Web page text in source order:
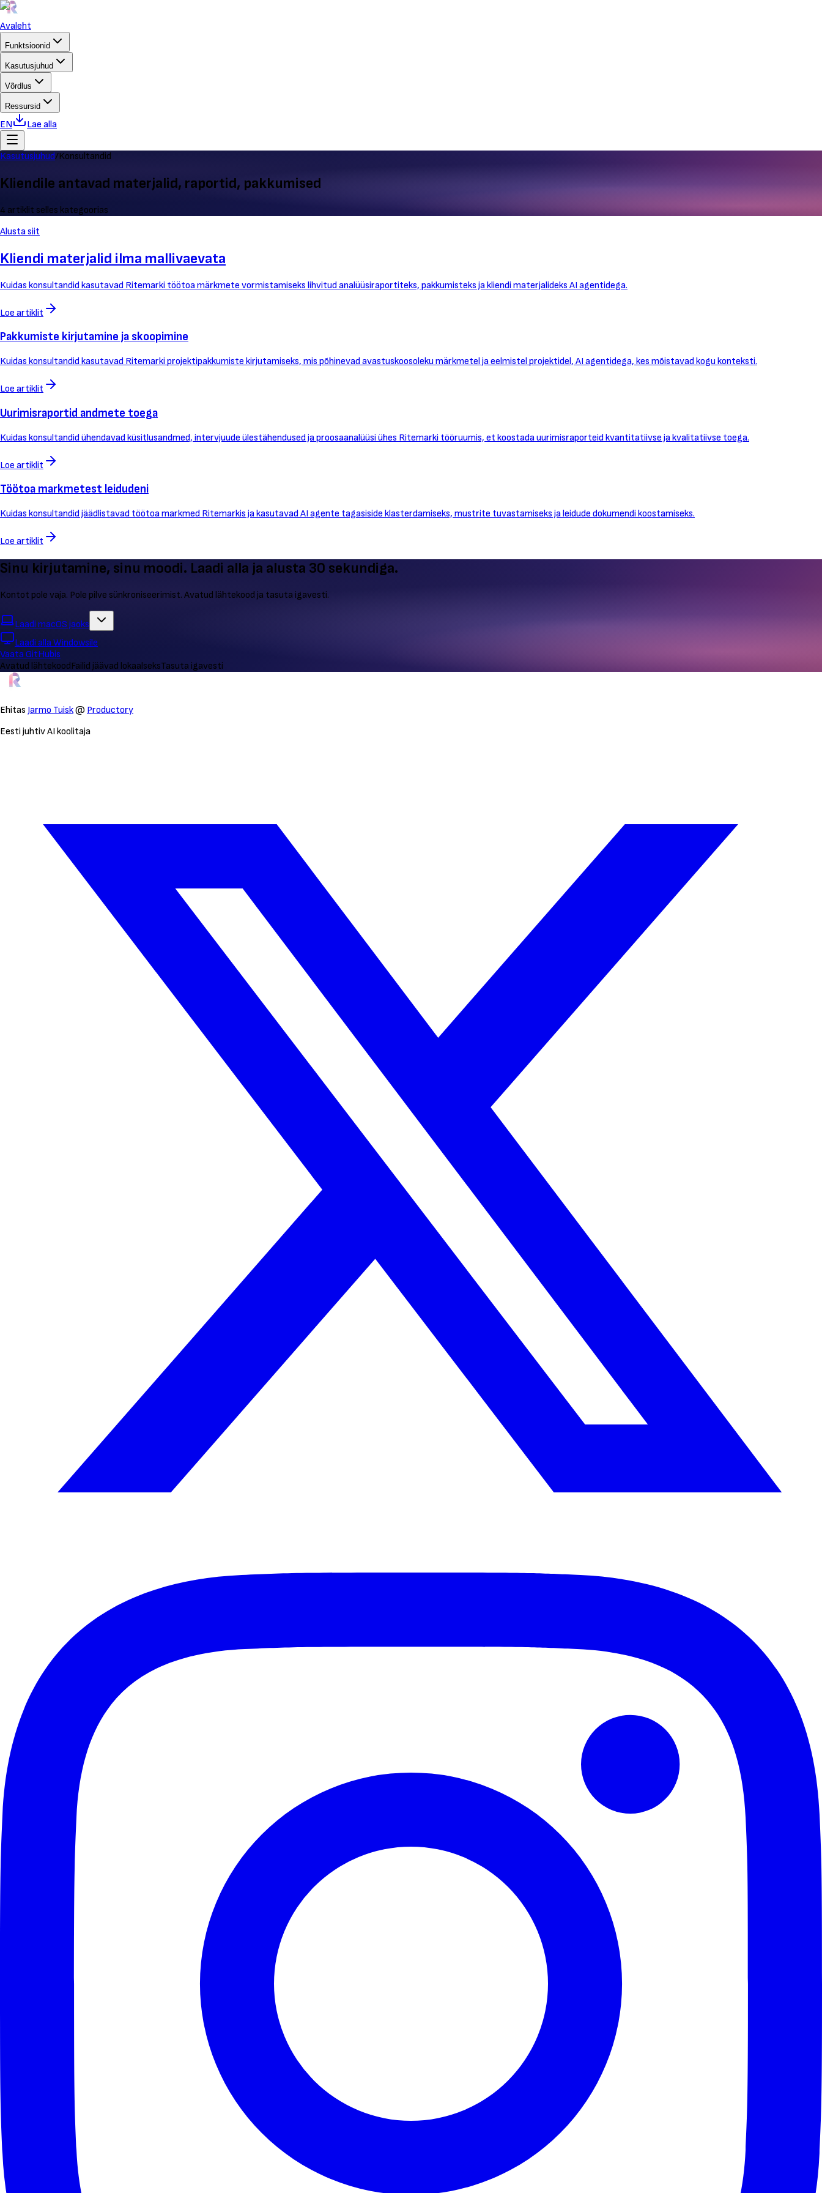
Avaleht
Funktsioonid
Kasutusjuhud
Võrdlus
Ressursid
EN Lae alla
Kasutusjuhud/Konsultandid
Kliendile antavad materjalid, raportid, pakkumised
4 artiklit selles kategoorias
Alusta siit
Kliendi materjalid ilma mallivaevata
Kuidas konsultandid kasutavad Ritemarki töötoa märkmete vormistamiseks lihvitud analüüsiraportiteks, pakkumisteks ja kliendi materjalideks AI agentidega.
Loe artiklit
Pakkumiste kirjutamine ja skoopimine
Kuidas konsultandid kasutavad Ritemarki projektipakkumiste kirjutamiseks, mis põhinevad avastuskoosoleku märkmetel ja eelmistel projektidel, AI agentidega, kes mõistavad kogu konteksti.
Loe artiklit
Uurimisraportid andmete toega
Kuidas konsultandid ühendavad küsitlusandmed, intervjuude ülestähendused ja proosaanalüüsi ühes Ritemarki tööruumis, et koostada uurimisraporteid kvantitatiivse ja kvalitatiivse toega.
Loe artiklit
Töötoa markmetest leidudeni
Kuidas konsultandid jäädlistavad töötoa markmed Ritemarkis ja kasutavad AI agente tagasiside klasterdamiseks, mustrite tuvastamiseks ja leidude dokumendi koostamiseks.
Loe artiklit
Sinu kirjutamine, sinu moodi. Laadi alla ja alusta 30 sekundiga.
Kontot pole vaja. Pole pilve sünkroniseerimist. Avatud lähtekood ja tasuta igavesti.
Laadi macOS jaoks
Laadi alla Windowsile
Vaata GitHubis
Avatud lähtekoodFailid jäävad lokaalseksTasuta igavesti
Ehitas Jarmo Tuisk@ Productory
Eesti juhtiv AI koolitaja